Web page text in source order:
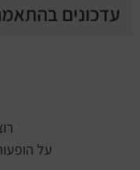
עדכונים
על